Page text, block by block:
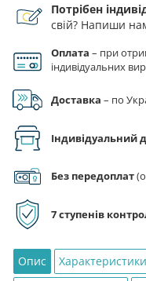
ОМБр
2
ВТЗ
Потрібен
свій? Напиши
Оплата – при
індивідуальних
Доставка – по
Індивідуальний
Без передоплат
7 ступенів
Опис Характеристики